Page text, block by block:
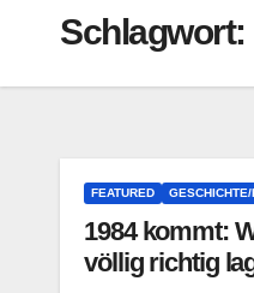
Schlagwort:
FEATURED GESCHICHTE/
1984 kommt:
völlig richtig